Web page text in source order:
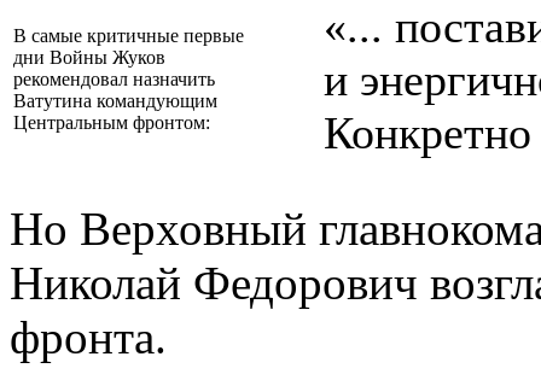
В самые критичные первые
дни Войны Жуков
рекомендовал назначить
Ватутина командующим
Центральным фронтом:
«...
и
Но Верховный
Николай Федорович
фронта.